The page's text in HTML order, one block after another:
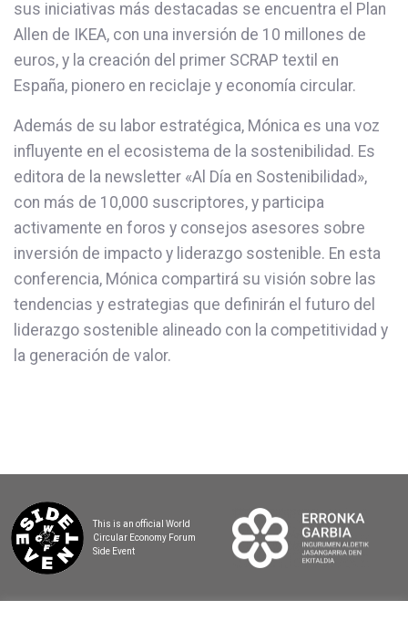
sus iniciativas más destacadas se encuentra el Plan
Allen de IKEA, con una inversión de 10 millones de
euros, y la creación del primer SCRAP textil en
España, pionero en reciclaje y economía circular.
Además de su labor estratégica, Mónica es una voz
influyente en el ecosistema de la sostenibilidad. Es
editora de la newsletter «Al Día en Sostenibilidad»,
con más de 10,000 suscriptores, y participa
activamente en foros y consejos asesores sobre
inversión de impacto y liderazgo sostenible. En esta
conferencia, Mónica compartirá su visión sobre las
tendencias y estrategias que definirán el futuro del
liderazgo sostenible alineado con la competitividad y
la generación de valor.
This is an official World
Circular Economy Forum
Side Event